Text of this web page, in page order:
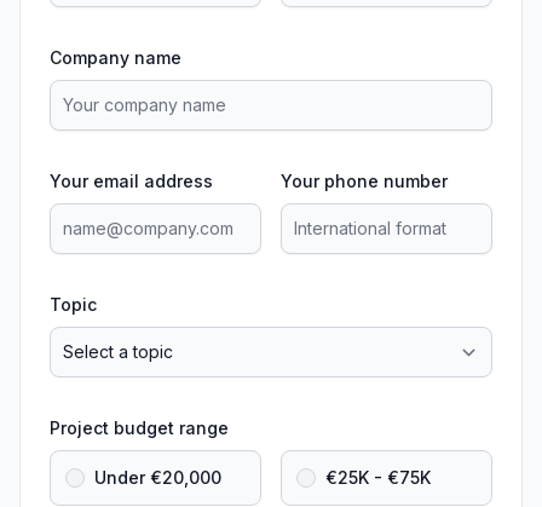
Company name
Your email address Your phone number
Topic
Project budget range
Under €20,000 €25K - €75K